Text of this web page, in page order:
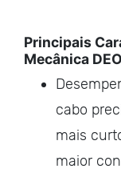
Principais
Mecânica
cabo
mais
maior